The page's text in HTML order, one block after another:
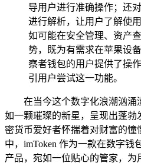
导用户进行准确操作；还
进行解析，让用户了解使
如可能在安全管理、资产
势，既为有需求在苹果设
察者钱包的用户提供了操
引用户尝试这一功能。
在当今这个数字化浪潮汹涌
如一颗璀璨的新星，呈现出蓬勃
密货币爱好者怀揣着对财富的
中，imToken 作为一款在数字钱
产品，宛如一位贴心的管家，